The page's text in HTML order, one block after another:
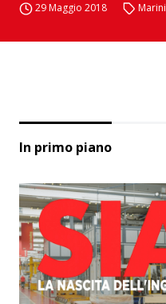
29 Maggio 2018 Marini
In primo piano